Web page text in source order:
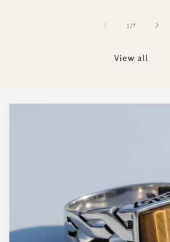
1/of
7
View all